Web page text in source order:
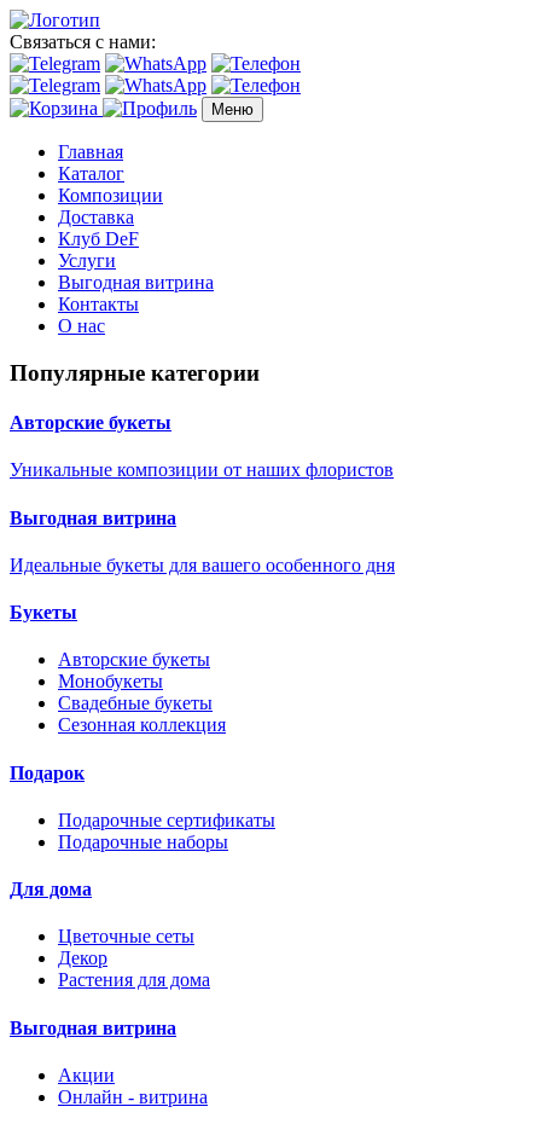
Связаться с нами:
Меню
Главная
Каталог
Композиции
Доставка
Клуб DeF
Услуги
Выгодная витрина
Контакты
О нас
Популярные категории
Авторские букеты
Уникальные композиции от наших флористов
Выгодная витрина
Идеальные букеты для вашего особенного дня
Букеты
Авторские букеты
Монобукеты
Свадебные букеты
Сезонная коллекция
Подарок
Подарочные сертификаты
Подарочные наборы
Для дома
Цветочные сеты
Декор
Растения для дома
Выгодная витрина
Акции
Онлайн - витрина